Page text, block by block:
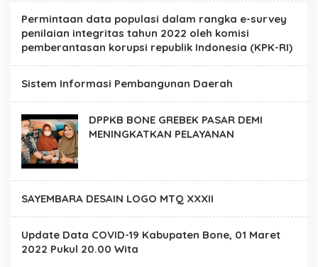
Permintaan data populasi dalam rangka e-survey
penilaian integritas tahun 2022 oleh komisi
pemberantasan korupsi republik Indonesia (KPK-RI)
Sistem Informasi Pembangunan Daerah
DPPKB BONE GREBEK PASAR DEMI
MENINGKATKAN PELAYANAN
SAYEMBARA DESAIN LOGO MTQ XXXII
Update Data COVID-19 Kabupaten Bone, 01 Maret
2022 Pukul 20.00 Wita